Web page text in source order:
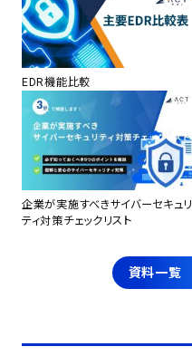
EDR機能比較
企業が実施すべきサイバーセキュリ
ティ対策チェックリスト
資料一覧